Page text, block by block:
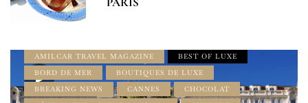
ADDRESS BOOK FRENCH RIVIERA
ALPES MARITIMES
AMILCAR TRAVEL MAGAZINE
BEST OF LUXE
BORD DE MER
BOUTIQUES DE LUXE
BREAKING NEWS
CANNES
CHOCOLAT